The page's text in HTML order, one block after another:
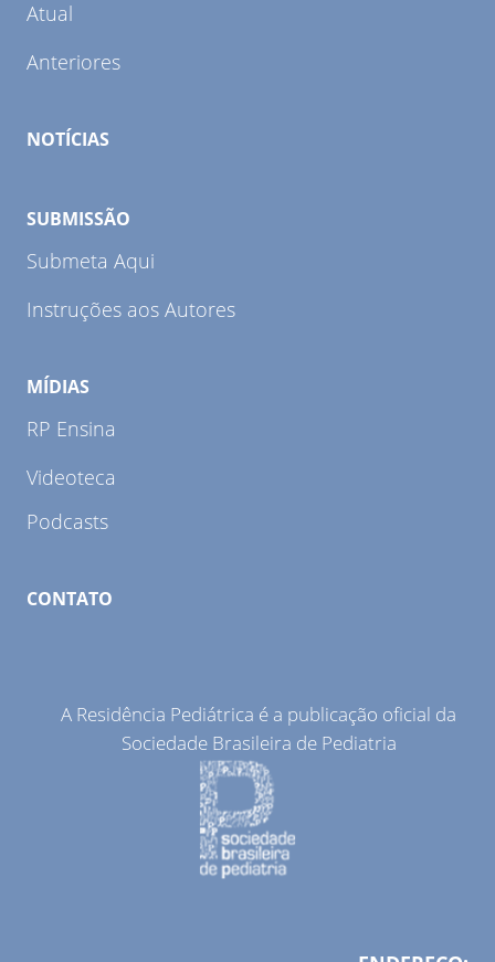
Atual
Anteriores
NOTÍCIAS
SUBMISSÃO
Submeta Aqui
Instruções aos Autores
MÍDIAS
RP Ensina
Videoteca
Podcasts
CONTATO
A Residência Pediátrica é a publicação oficial da
Sociedade Brasileira de Pediatria